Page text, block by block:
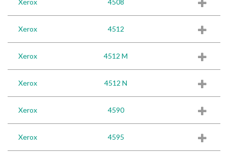
Xerox 4508
Xerox 4512
Xerox 4512 M
Xerox 4512 N
Xerox 4590
Xerox 4595